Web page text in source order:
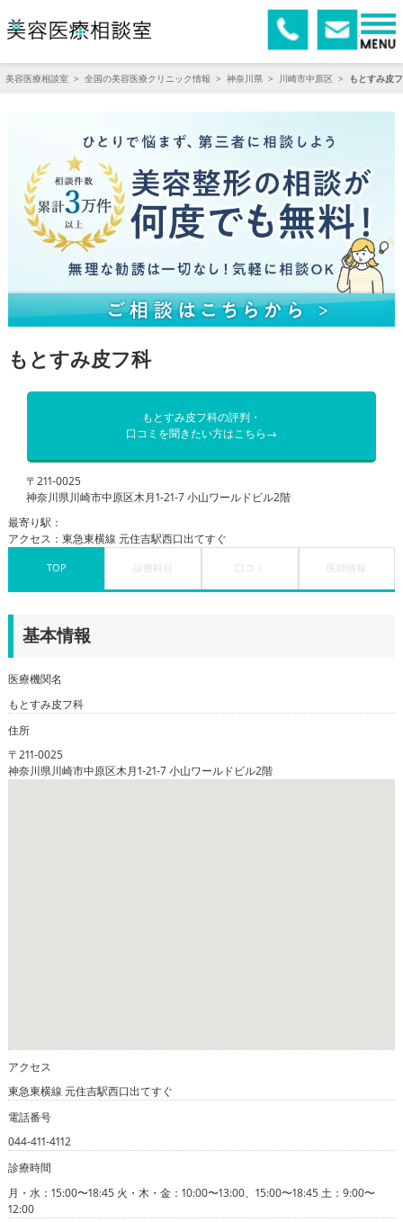
美容医療相談室 > 全国の美容医療クリニック情報 > 神奈川県 > 川崎市中原区 > もとすみ皮
もとすみ皮フ科
もとすみ皮フ科の評判・
口コミを聞きたい方はこちら→
〒211-0025
神奈川県川崎市中原区木月1-21-7 小山ワールドビル2階
最寄り駅：
アクセス：東急東横線 元住吉駅西口出てすぐ
TOP 診療科目 口コミ 医師情報
基本情報
医療機関名
もとすみ皮フ科
住所
〒211-0025
神奈川県川崎市中原区木月1-21-7 小山ワールドビル2階
アクセス
東急東横線 元住吉駅西口出てすぐ
電話番号
044-411-4112
診療時間
月・水：15:00〜18:45 火・木・金：10:00〜13:00、15:00〜18:45 土：9:00〜
12:00